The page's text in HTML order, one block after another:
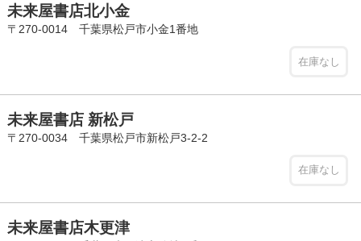
未来屋書店北小金
〒270-0014 千葉県松戸市小金1番地
在庫なし
未来屋書店 新松戸
〒270-0034 千葉県松戸市新松戸3-2-2
在庫なし
未来屋書店木更津